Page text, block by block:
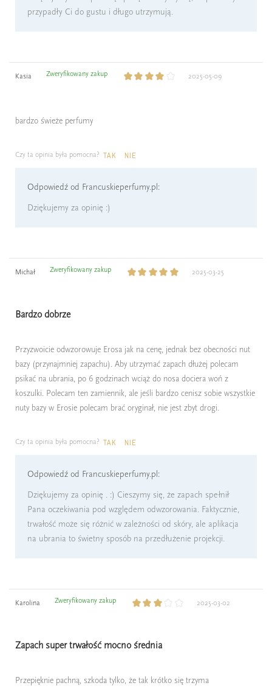
przypadły Ci do gustu i długo utrzymują.
Kasia Zweryfikowany zakup 2025-05-09
bardzo świeże perfumy
Czy ta opinia była pomocna? TAK NIE
Odpowiedź od Francuskieperfumy.pl:
Dziękujemy za opinię :)
Michał Zweryfikowany zakup 2025-03-25
Bardzo dobrze
Przyzwoicie odwzorowuje Erosa jak na cenę, jednak bez obecności nut
bazy (przynajmniej zapachu). Aby utrzymać zapach dłużej polecam
psikać na ubrania, po 6 godzinach wciąż do nosa dociera woń z
koszulki. Polecam ten zamiennik, ale jeśli bardzo cenisz sobie wszystkie
nuty bazy w Erosie polecam brać oryginał, nie jest zbyt drogi.
Czy ta opinia była pomocna? TAK NIE
Odpowiedź od Francuskieperfumy.pl:
Dziękujemy za opinię . :) Cieszymy się, że zapach spełnił
Pana oczekiwania pod względem odwzorowania. Faktycznie,
trwałość może się różnić w zależności od skóry, ale aplikacja
na ubrania to świetny sposób na przedłużenie projekcji.
Karolina Zweryfikowany zakup 2025-03-02
Zapach super trwałość mocno średnia
Przepięknie pachną, szkoda tylko, że tak krótko się trzyma